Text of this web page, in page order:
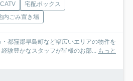
CATV
宅配ボックス
内ごみ置き場
都窪郡早島町など幅広いエリアの物件を
験豊かなスタッフが皆様のお部... もっと